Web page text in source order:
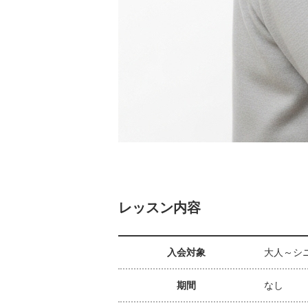
レッスン内容
入会対象 大人～シ
期間 なし